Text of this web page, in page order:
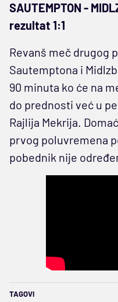
SAUTEMPTON -
rezultat 1:1
Revanš meč drugog
Sautemptona i
90 minuta ko će na
do prednosti već u
Rajlija Mekrija.
prvog poluvremena
pobednik nije
TAGOVI